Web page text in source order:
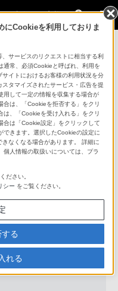
法人のお客様
品に関するお問い合わせ
品に関する重要なお知らせ
務用製品に関
合わせ
るお問い合わせ
がございます。対象の
の窓口よりお問い合わ
レビ
にCookieを利用しておりま
サービスのリクエストに相当する利
通常、必須Cookieと呼ばれ、利用を
イトにおけるお客様の利用状況を分
タマイズされたサービス・広告を提
用して一定の情報を収集する場合が
合は、「Cookieを拒否する」をクリ
は、「Cookieを受け入れる」をクリ
合は「Cookie設定」をクリックして
できます。選択したCookieの設定に
なくなる場合があります。 詳細に
人情報の取扱いについては、プラ
ださい。
シー をご覧ください。
る
れる